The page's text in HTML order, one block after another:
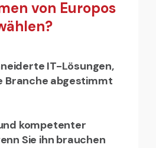
von Europos
IT-Lösungen,
Branche abgestimmt
kompetenter
Sie ihn brauchen